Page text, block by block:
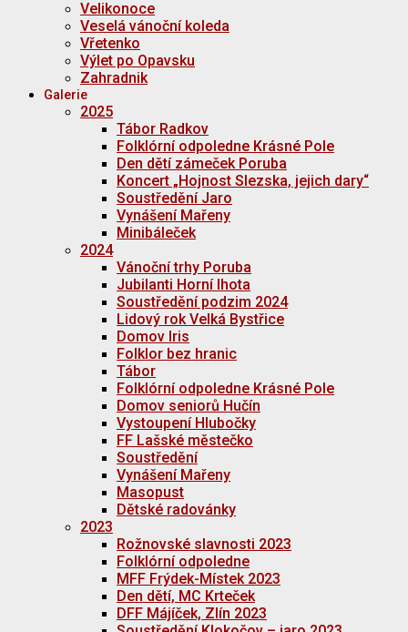
Velikonoce
Veselá vánoční koleda
Vřetenko
Výlet po Opavsku
Zahradnik
Galerie
2025
Tábor Radkov
Folklórní odpoledne Krásné Pole
Den dětí zámeček Poruba
Koncert „Hojnost Slezska, jejich dary“
Soustředění Jaro
Vynášení Mařeny
Minibáleček
2024
Vánoční trhy Poruba
Jubilanti Horní lhota
Soustředění podzim 2024
Lidový rok Velká Bystřice
Domov Iris
Folklor bez hranic
Tábor
Folklórní odpoledne Krásné Pole
Domov seniorů Hučín
Vystoupení Hlubočky
FF Lašské městečko
Soustředění
Vynášení Mařeny
Masopust
Dětské radovánky
2023
Rožnovské slavnosti 2023
Folklórní odpoledne
MFF Frýdek-Místek 2023
Den dětí, MC Krteček
DFF Májíček, Zlín 2023